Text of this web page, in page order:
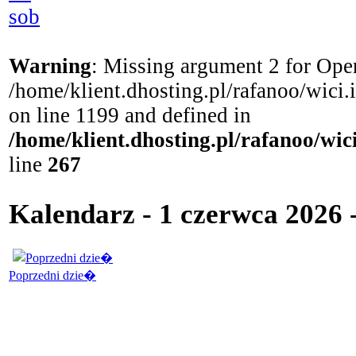
sob
Warning: Missing argument 2 for
/home/klient.dhosting.pl/rafanoo/
on line 1199 and defined in
/home/klient.dhosting.pl/rafanoo/
line 267
Kalendarz - 1 czerwca
Poprzedni dzie�